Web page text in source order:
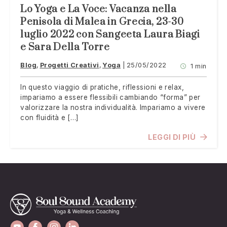
Lo Yoga e La Voce: Vacanza nella
Penisola di Malea in Grecia, 23-30
luglio 2022 con Sangeeta Laura Biagi
e Sara Della Torre
Blog Progetti Creativi Yoga 25/05/2022 1 min
In questo viaggio di pratiche, riflessioni e relax,
impariamo a essere flessibili cambiando “forma” per
valorizzare la nostra individualità. Impariamo a vivere
con fluidità e […]
LEGGI DI PIÙ